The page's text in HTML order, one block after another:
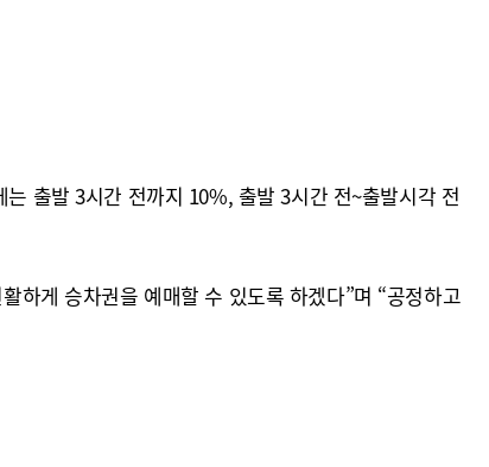
출발 3시간 전까지 10%, 출발 3시간 전~출발시각 전
하게 승차권을 예매할 수 있도록 하겠다”며 “공정하고